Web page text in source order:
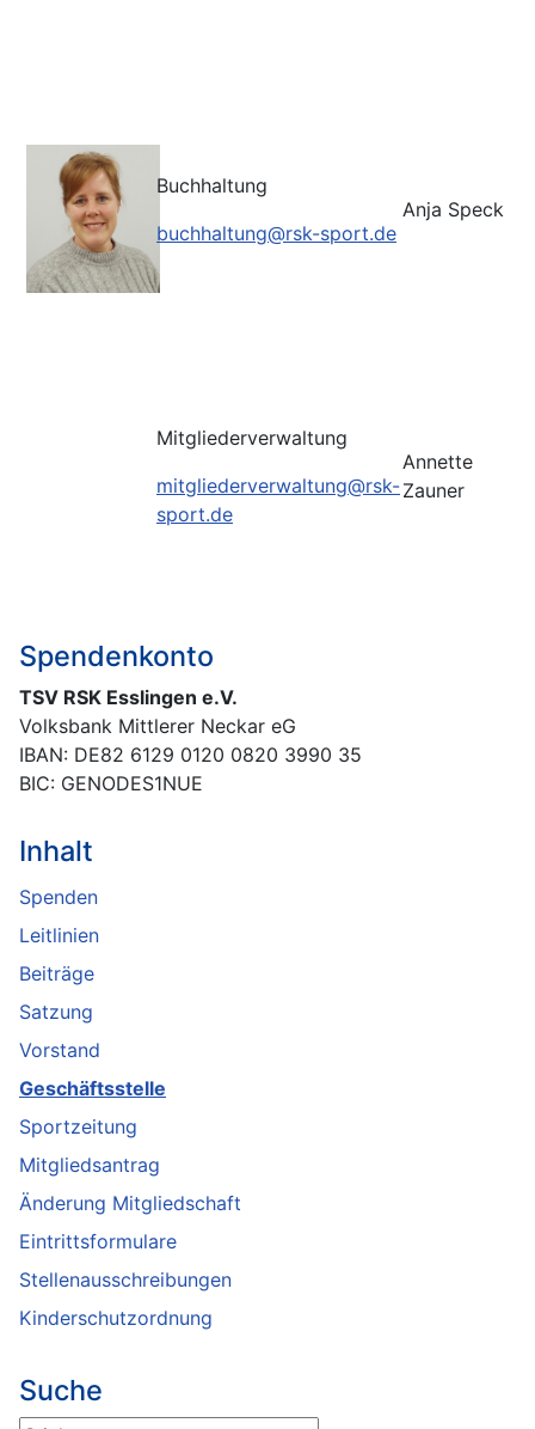
Buchhaltung
buchhaltung@rsk-sport.de
Anja Speck
Mitgliederverwaltung
mitgliederverwaltung@rsk-
sport.de
Annette
Zauner
Spendenkonto
TSV RSK Esslingen e.V.
Volksbank Mittlerer Neckar eG
IBAN: DE82 6129 0120 0820 3990 35
BIC: GENODES1NUE
Inhalt
Spenden
Leitlinien
Beiträge
Satzung
Vorstand
Geschäftsstelle
Sportzeitung
Mitgliedsantrag
Änderung Mitgliedschaft
Eintrittsformulare
Stellenausschreibungen
Kinderschutzordnung
Suche